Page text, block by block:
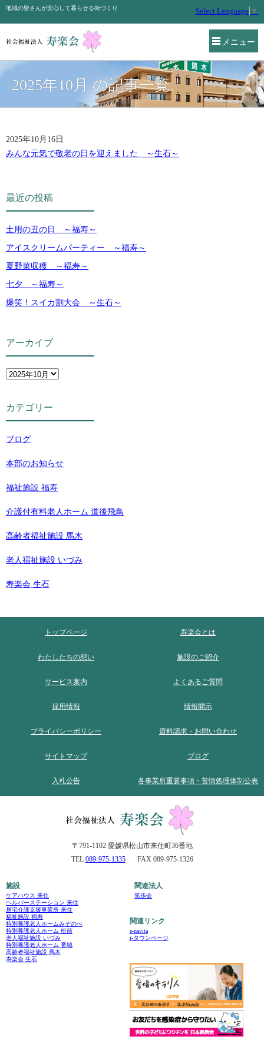
メニュー
地域の皆さんが安心して暮らせる街づくり Select Language ▼
2025年10月 の記事一覧
2025年10月16日
みんな元気で敬老の日を迎えました ～生石～
最近の投稿
土用の丑の日 ～福寿～
アイスクリームパーティー ～福寿～
夏野菜収穫 ～福寿～
七夕 ～福寿～
爆笑！スイカ割大会 ～生石～
アーカイブ
カテゴリー
ブログ
本部のお知らせ
福祉施設 福寿
介護付有料老人ホーム 道後飛鳥
高齢者福祉施設 馬木
老人福祉施設 いづみ
寿楽会 生石
トップページ 寿楽会とは
わたしたちの想い 施設のご紹介
サービス案内 よくあるご質問
採用情報 情報開示
プライバシーポリシー 資料請求・お問い合わせ
サイトマップ ブログ
入札公告 各事業所重要事項・苦情処理体制公表
〒791-1102 愛媛県松山市来住町36番地
TEL 089-975-1335 FAX 089-975-1326
施設
ケアハウス 来住
ヘルパーステーション 来住
居宅介護支援事業所 来住
福祉施設 福寿
特別養護老人ホームみぞのべ
特別養護老人ホーム 松前
老人福祉施設 いづみ
特別養護老人ホーム 番城
高齢者福祉施設 馬木
寿楽会 生石
関連法人
笑歩会
関連リンク
e-navita
i-タウンページ